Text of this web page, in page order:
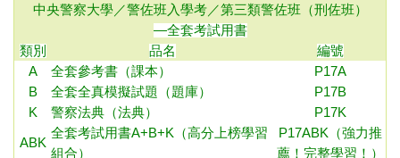
中央警察大學／警佐班入學考／第三類警佐班（刑佐班）
—全套考試用書
類別
品名
編號
A
全套參考書（課本）
P17A
B
全套全真模擬試題（題庫）
P17B
K
警察法典（法典） P17K
ABK
全套考試用書A+B+K（高分上榜學習
組合）
P17ABK（強力推
薦！完整學習！）